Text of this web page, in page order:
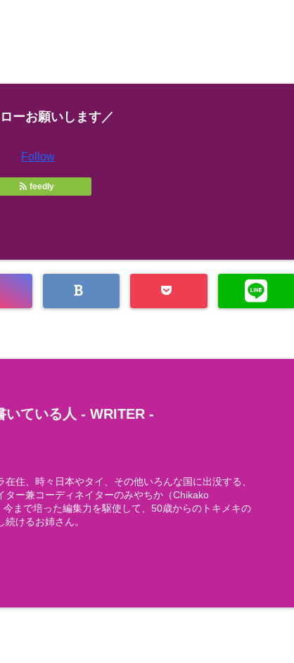
ーお願いします／
Follow
feedly
いている人 - WRITER -
在住、時々日本やタイ、その他いろんな国に出没する、
ター兼コーディネイターのみやちか（Chikako
まで培った編集力を駆使して、50歳からのトキメキの
けるお姉さん。